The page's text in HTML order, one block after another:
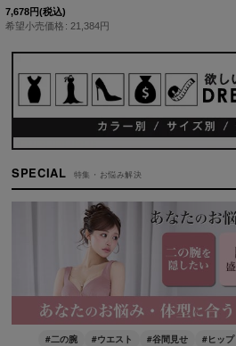
7,678円(税込)
希望小売価格 : 21,384円
SPECIAL 特集・お悩み解決
#二の腕 #ウエスト #谷間見せ #ヒップ